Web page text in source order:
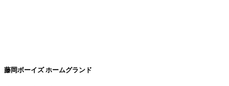
藤岡ボーイズ ホームグランド